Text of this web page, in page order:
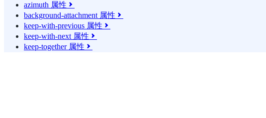
azimuth 属性 
background-attachment 属性 
keep-with-previous 属性 
keep-with-next 属性 
keep-together 属性 